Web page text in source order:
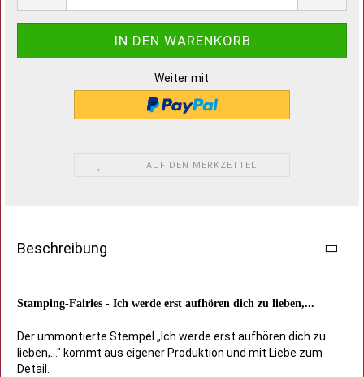
Weiter mit
AUF DEN MERKZETTEL
Beschreibung
Stamping-Fairies - Ich werde erst aufhören dich zu lieben,...
Der ummontierte Stempel „Ich werde erst aufhören dich zu
lieben,..." kommt aus eigener Produktion und mit Liebe zum
Detail.